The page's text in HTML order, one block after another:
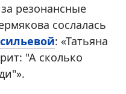
резонансные
сослалась
: «Татьяна
"А сколько